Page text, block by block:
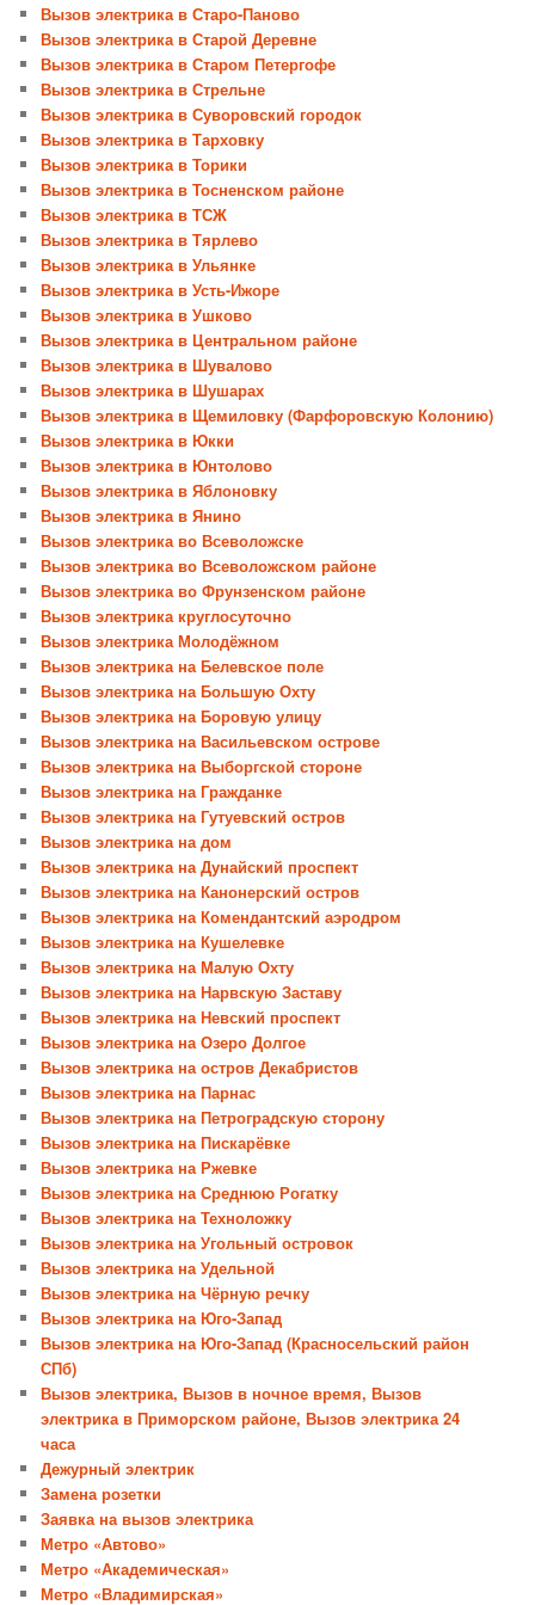
Вызов электрика в Старо-Паново
Вызов электрика в Старой Деревне
Вызов электрика в Старом Петергофе
Вызов электрика в Стрельне
Вызов электрика в Суворовский городок
Вызов электрика в Тарховку
Вызов электрика в Торики
Вызов электрика в Тосненском районе
Вызов электрика в ТСЖ
Вызов электрика в Тярлево
Вызов электрика в Ульянке
Вызов электрика в Усть-Ижоре
Вызов электрика в Ушково
Вызов электрика в Центральном районе
Вызов электрика в Шувалово
Вызов электрика в Шушарах
Вызов электрика в Щемиловку (Фарфоровскую Колонию)
Вызов электрика в Юкки
Вызов электрика в Юнтолово
Вызов электрика в Яблоновку
Вызов электрика в Янино
Вызов электрика во Всеволожске
Вызов электрика во Всеволожском районе
Вызов электрика во Фрунзенском районе
Вызов электрика круглосуточно
Вызов электрика Молодёжном
Вызов электрика на Белевское поле
Вызов электрика на Большую Охту
Вызов электрика на Боровую улицу
Вызов электрика на Васильевском острове
Вызов электрика на Выборгской стороне
Вызов электрика на Гражданке
Вызов электрика на Гутуевский остров
Вызов электрика на дом
Вызов электрика на Дунайский проспект
Вызов электрика на Канонерский остров
Вызов электрика на Комендантский аэродром
Вызов электрика на Кушелевке
Вызов электрика на Малую Охту
Вызов электрика на Нарвскую Заставу
Вызов электрика на Невский проспект
Вызов электрика на Озеро Долгое
Вызов электрика на остров Декабристов
Вызов электрика на Парнас
Вызов электрика на Петроградскую сторону
Вызов электрика на Пискарёвке
Вызов электрика на Ржевке
Вызов электрика на Среднюю Рогатку
Вызов электрика на Техноложку
Вызов электрика на Угольный островок
Вызов электрика на Удельной
Вызов электрика на Чёрную речку
Вызов электрика на Юго-Запад
Вызов электрика на Юго-Запад (Красносельский район
СПб)
Вызов электрика, Вызов в ночное время, Вызов
электрика в Приморском районе, Вызов электрика 24
часа
Дежурный электрик
Замена розетки
Заявка на вызов электрика
Метро «Автово»
Метро «Академическая»
Метро «Владимирская»